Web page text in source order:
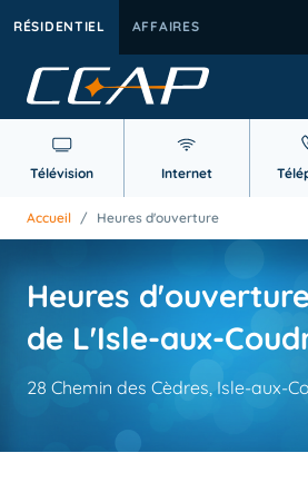
RÉSIDENTIEL AFFAIRES
Télévision Internet
Accueil / Heures d'ouverture
Heures
de L'Isle-aux-
28 Chemin des Cèdres, Isle-aux-